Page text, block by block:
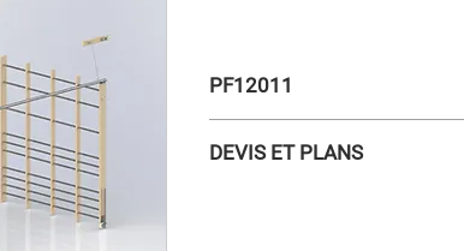
PF12011
DEVIS ET PLANS